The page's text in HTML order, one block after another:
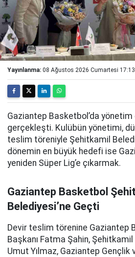
Yayınlanma: 08 Ağustos 2026 Cumartesi 17:13
Gaziantep Basketbol’da
gerçekleşti. Kulübün yönetimi,
teslim töreniyle Şehitkamil
dönemin en büyük hedefi ise
yeniden Süper Lig’e çıkarmak.
Gaziantep Basketbol
Belediyesi’ne Geçti
Devir teslim törenine Gaziantep
Başkanı Fatma Şahin,
Umut Yılmaz, Gaziantep Gençlik